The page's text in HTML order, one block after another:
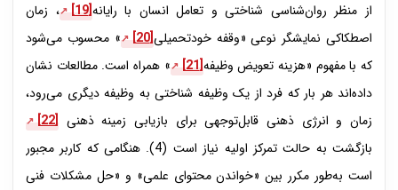
از منظر روان‌شناسی شناختی و تعامل انسان با رایانه[19]
، زمان
اصطکاکی نمایشگر نوعی «وقفه خودتحمیلی[20]
» محسوب می‌شود
که با مفهوم «هزینه تعویض وظیفه[21]
» همراه است. مطالعات نشان
داده‌اند هر بار که فرد از یک وظیفه شناختی به وظیفه دیگری می‌رود،
زمان و انرژی ذهنی قابل‌توجهی برای بازیابی زمینه ذهنی [22]
بازگشت به حالت تمرکز اولیه نیاز است (4). هنگامی که کاربر مجبور
است به‌طور مکرر بین «خواندن محتوای علمی» و «حل مشکلات فنی